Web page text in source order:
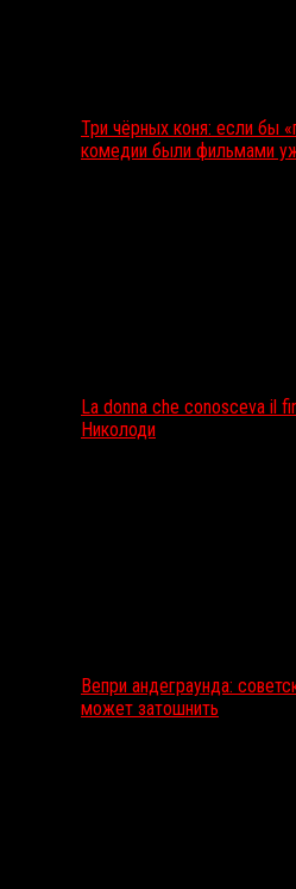
Три чёрных коня: если бы
комедии были фильмами
La donna che conosceva il
Николоди
Вепри андеграунда:
может затошнить